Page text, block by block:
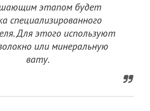
этапом будет
специализированного
Для этого используют
или минеральную
вату.